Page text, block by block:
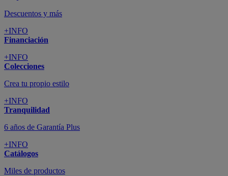
Descuentos y más
+INFO
Financiación
+INFO
Colecciones
Crea tu propio estilo
+INFO
Tranquilidad
6 años de Garantía Plus
+INFO
Catálogos
Miles de productos